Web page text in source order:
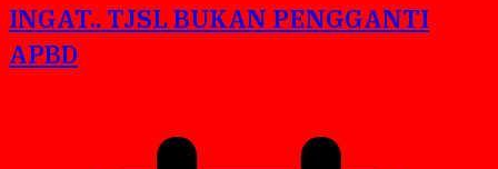
INGAT.. TJSL BUKAN PENGGANTI
APBD